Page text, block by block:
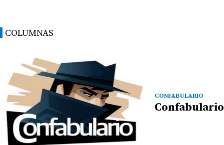
COLUMNAS
CONFABULARIO
Confabulario